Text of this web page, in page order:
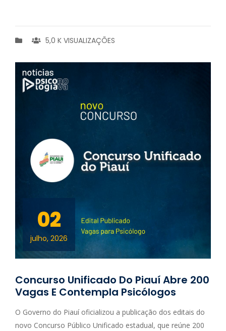
5,0 K VISUALIZAÇÕES
02
julho, 2026
Concurso Unificado Do Piauí Abre 200
Vagas E Contempla Psicólogos
O Governo do Piauí oficializou a publicação dos editais do
novo Concurso Público Unificado estadual, que reúne 200